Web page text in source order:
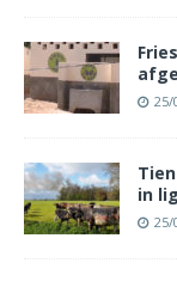
25/
in
25/